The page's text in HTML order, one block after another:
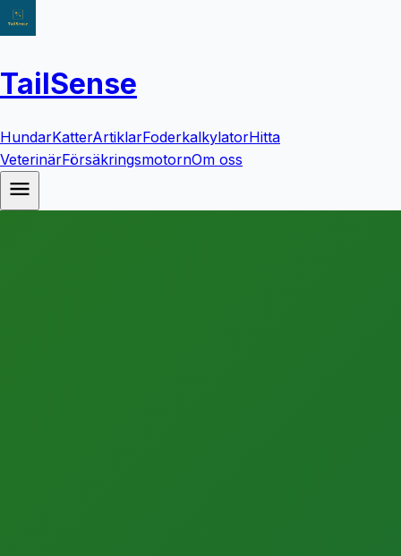
TailSense
HundarKatterArtiklarFoderkalkylatorHitta
VeterinärFörsäkringsmotornOm oss